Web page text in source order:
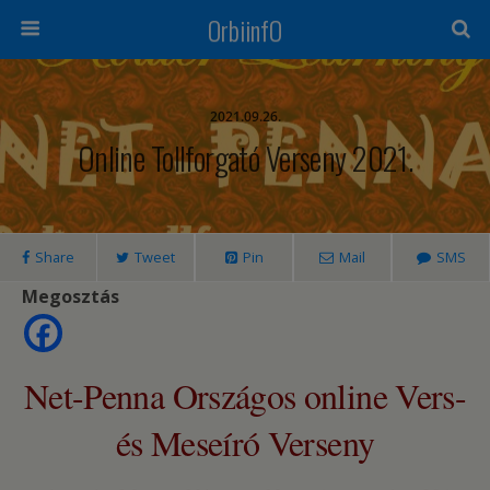
OrbiinfO
2021.09.26.
Online Tollforgató Verseny 2021.
Share Tweet Pin Mail SMS
Megosztás
Net-Penna Országos online Vers-
és Meseíró Verseny